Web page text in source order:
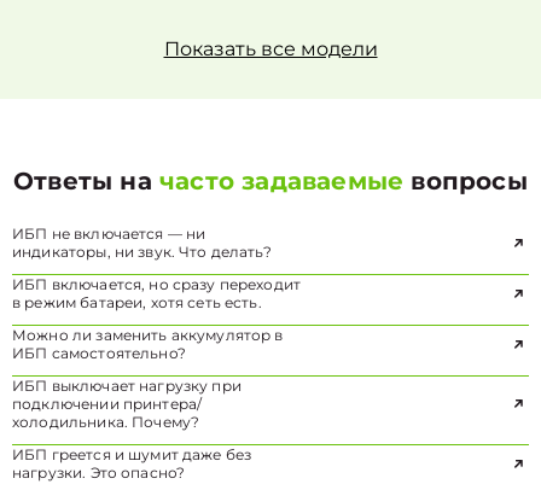
Показать все модели
Ответы начасто задаваемые вопросы
ИБП не включается — ни
индикаторы, ни звук. Что делать?
ИБП включается, но сразу переходит
в режим батареи, хотя сеть есть.
Можно ли заменить аккумулятор в
ИБП самостоятельно?
ИБП выключает нагрузку при
подключении принтера/
холодильника. Почему?
ИБП греется и шумит даже без
нагрузки. Это опасно?